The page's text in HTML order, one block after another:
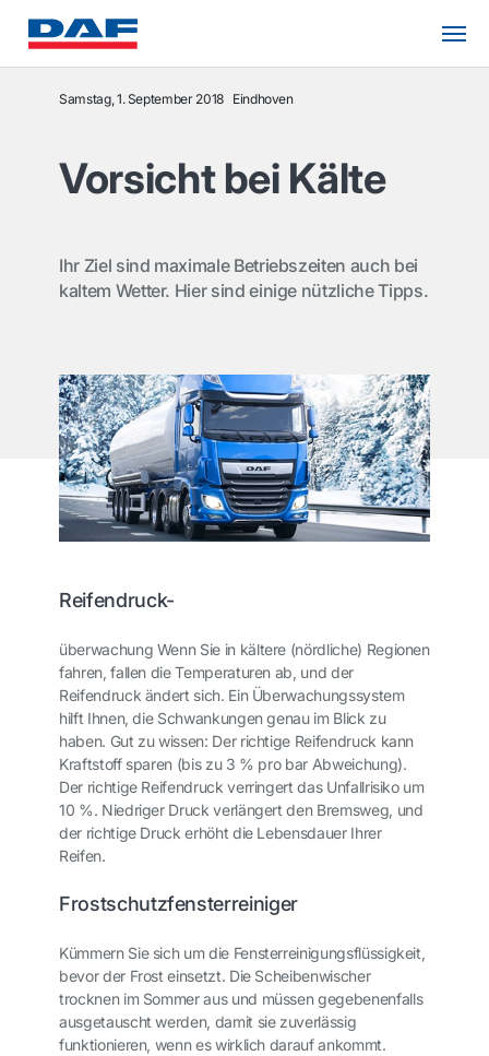
Samstag, 1. September 2018 Eindhoven
Vorsicht bei Kälte
Ihr Ziel sind maximale Betriebszeiten auch bei
kaltem Wetter. Hier sind einige nützliche Tipps.
Reifendruck-
überwachung Wenn Sie in kältere (nördliche) Regionen
fahren, fallen die Temperaturen ab, und der
Reifendruck ändert sich. Ein Überwachungssystem
hilft Ihnen, die Schwankungen genau im Blick zu
haben. Gut zu wissen: Der richtige Reifendruck kann
Kraftstoff sparen (bis zu 3 % pro bar Abweichung).
Der richtige Reifendruck verringert das Unfallrisiko um
10 %. Niedriger Druck verlängert den Bremsweg, und
der richtige Druck erhöht die Lebensdauer Ihrer
Reifen.
Frostschutzfensterreiniger
Kümmern Sie sich um die Fensterreinigungsflüssigkeit,
bevor der Frost einsetzt. Die Scheibenwischer
trocknen im Sommer aus und müssen gegebenenfalls
ausgetauscht werden, damit sie zuverlässig
funktionieren, wenn es wirklich darauf ankommt.